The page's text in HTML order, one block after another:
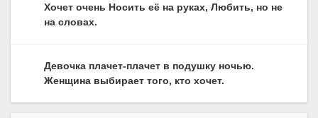
Хочет очень Носить её на руках, Любить, но не
на словах.
Девочка плачет-плачет в подушку ночью.
Женщина выбирает того, кто хочет.